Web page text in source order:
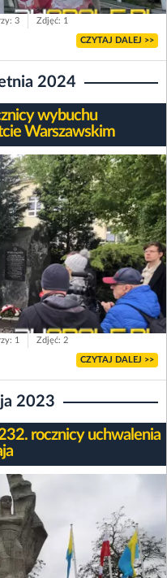
3 Zdjęć: 1
CZYTAJ DALEJ >>
2024
wybuchu
Warszawskim
1 Zdjęć: 2
CZYTAJ DALEJ >>
2023
rocznicy uchwalenia